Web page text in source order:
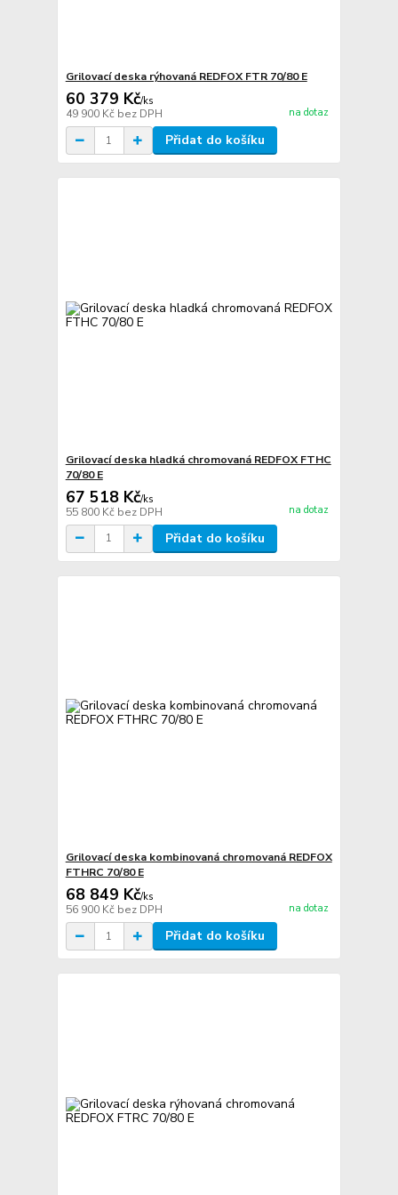
Grilovací deska rýhovaná REDFOX FTR 70/80 E
60 379 Kč/ks
49 900 Kč bez DPH na dotaz
Přidat do košíku
Grilovací deska hladká chromovaná REDFOX FTHC
70/80 E
67 518 Kč/ks
55 800 Kč bez DPH na dotaz
Přidat do košíku
Grilovací deska kombinovaná chromovaná REDFOX
FTHRC 70/80 E
68 849 Kč/ks
56 900 Kč bez DPH na dotaz
Přidat do košíku